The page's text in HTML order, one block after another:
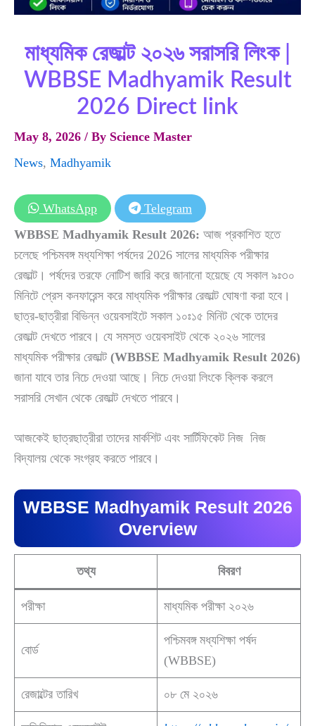
মাধ্যমিক রেজাল্ট ২০২৬ সরাসরি লিংক |
WBBSE Madhyamik Result
2026 Direct link
May 8, 2026 / By Science Master
News, Madhyamik
WhatsApp
Telegram
WBBSE Madhyamik Result 2026: আজ প্রকাশিত হতে
চলেছে পশ্চিমবঙ্গ মধ্যশিক্ষা পর্ষদের 2026 সালের মাধ্যমিক পরীক্ষার
রেজাল্ট। পর্ষদের তরফে নোটিশ জারি করে জানানো হয়েছে যে সকাল ৯ঃ৩০
মিনিটে প্রেস কনফারেন্স করে মাধ্যমিক পরীক্ষার রেজাল্ট ঘোষণা করা হবে।
ছাত্র-ছাত্রীরা বিভিন্ন ওয়েবসাইটে সকাল ১০ঃ১৫ মিনিট থেকে তাদের
রেজাল্ট দেখতে পারবে। যে সমস্ত ওয়েবসাইট থেকে ২০২৬ সালের
মাধ্যমিক পরীক্ষার রেজাল্ট (WBBSE Madhyamik Result 2026)
জানা যাবে তার নিচে দেওয়া আছে। নিচে দেওয়া লিংকে ক্লিক করলে
সরাসরি সেখান থেকে রেজাল্ট দেখতে পারবে।
আজকেই ছাত্রছাত্রীরা তাদের মার্কশিট এবং সার্টিফিকেট নিজ নিজ
বিদ্যালয় থেকে সংগ্রহ করতে পারবে।
WBBSE Madhyamik Result 2026
Overview
তথ্য বিবরণ
পরীক্ষা মাধ্যমিক পরীক্ষা ২০২৬
বোর্ড
পশ্চিমবঙ্গ মধ্যশিক্ষা পর্ষদ
(WBBSE)
রেজাল্টের তারিখ ০৮ মে ২০২৬